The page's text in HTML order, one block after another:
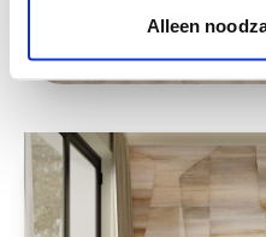
Alleen